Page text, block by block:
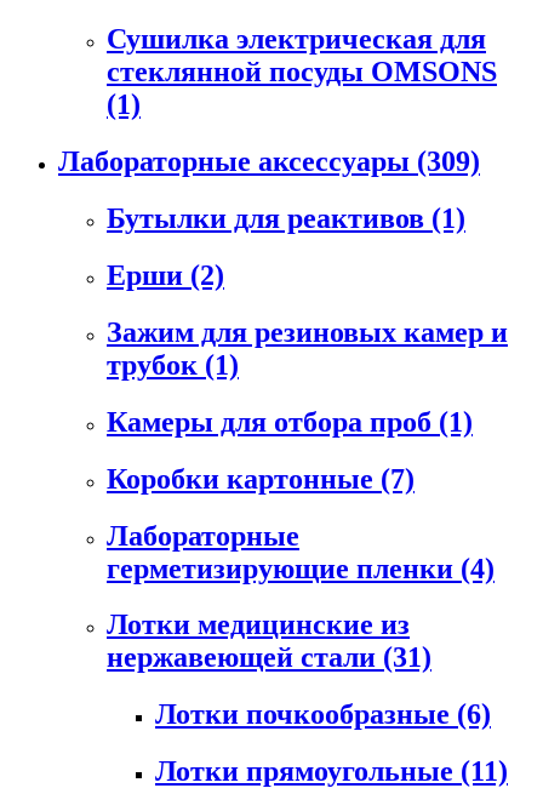
Сушилка электрическая для
стеклянной посуды OMSONS
(1)
Лабораторные аксессуары (309)
Бутылки для реактивов (1)
Ерши (2)
Зажим для резиновых камер и
трубок (1)
Камеры для отбора проб (1)
Коробки картонные (7)
Лабораторные
герметизирующие пленки (4)
Лотки медицинские из
нержавеющей стали (31)
Лотки почкообразные (6)
Лотки прямоугольные (11)